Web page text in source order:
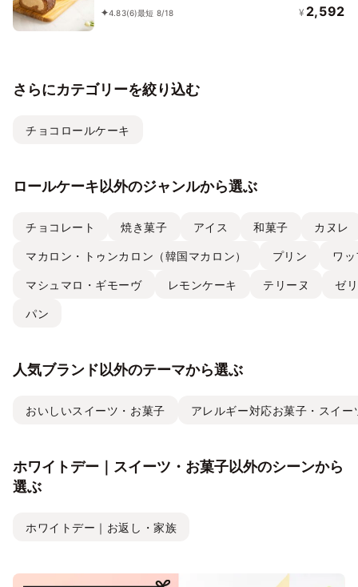
4.83(6)最短 8/18 ¥ 2,592
さらにカテゴリーを絞り込む
チョコロールケーキ
ロールケーキ以外のジャンルから選ぶ
チョコレート 焼き菓子 アイス 和菓子 カヌレ
マカロン・トゥンカロン（韓国マカロン） プリン ワ
マシュマロ・ギモーヴ レモンケーキ テリーヌ ゼ
パン
人気ブランド以外のテーマから選ぶ
おいしいスイーツ・お菓子 アレルギー対応お菓子・スイー
ホワイトデー｜スイーツ・お菓子以外のシーンから
選ぶ
ホワイトデー｜お返し・家族